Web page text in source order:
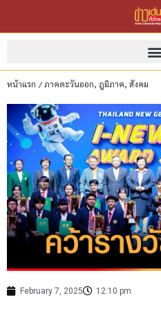
หน้าแรก /ภาคตะวันออก, ภูมิภาค, สังคม
February 7, 2025 12:10 pm